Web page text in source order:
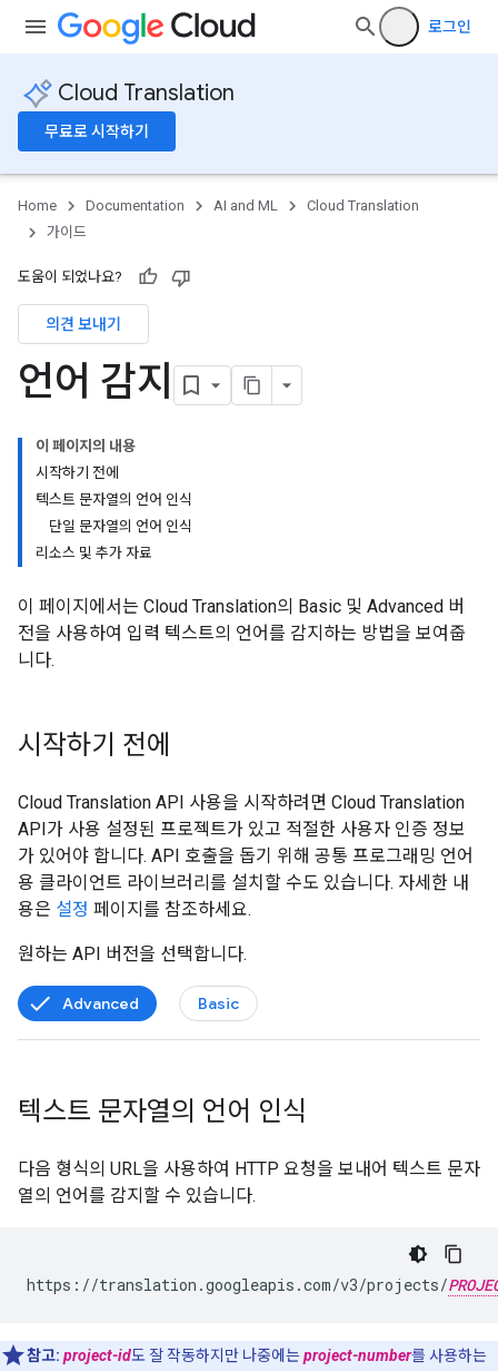
로그인
Cloud Translation
무료로 시작하기
Home Documentation AI and ML
Cloud Translation
가이드
도움이 되었나요?
의견 보내기
언어 감지
이 페이지의 내용
시작하기 전에
텍스트 문자열의 언어 인식
단일 문자열의 언어 인식
리소스 및 추가 자료
이 페이지에서는 Cloud Translation의 Basic 및 Advanced 버
전을 사용하여 입력 텍스트의 언어를 감지하는 방법을 보여줍
니다.
시작하기 전에
Cloud Translation API 사용을 시작하려면 Cloud Translation
API가 사용 설정된 프로젝트가 있고 적절한 사용자 인증 정보
가 있어야 합니다. API 호출을 돕기 위해 공통 프로그래밍 언어
용 클라이언트 라이브러리를 설치할 수도 있습니다. 자세한 내
용은 설정 페이지를 참조하세요.
원하는 API 버전을 선택합니다.
Advanced Basic
텍스트 문자열의 언어 인식
다음 형식의 URL을 사용하여 HTTP 요청을 보내어 텍스트 문자
열의 언어를 감지할 수 있습니다.
https://translation.googleapis.com/v3/projects/
참고: project-id도 잘 작동하지만 나중에는project-number를 사용하는